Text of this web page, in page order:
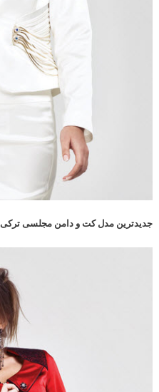
جدیدترین مدل کت و دامن مجلسی ترکی ۲۰۱۵